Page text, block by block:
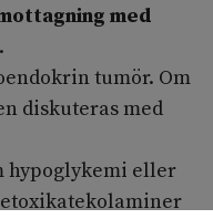
med
.
tumör. Om
diskuteras med
hypoglykemi eller